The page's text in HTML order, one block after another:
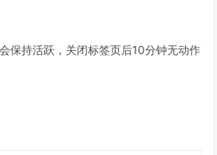
保持活跃，关闭标签页后10分钟无动作